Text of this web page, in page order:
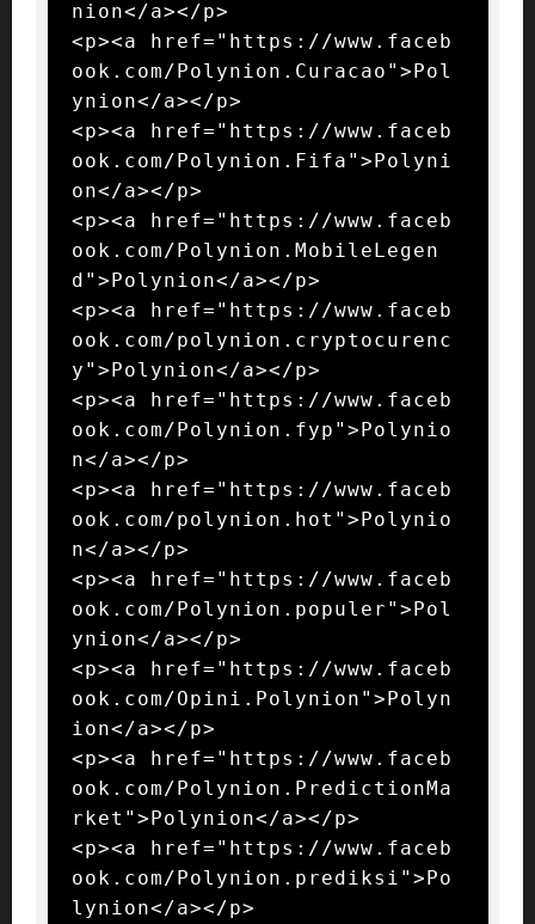
nion</a></p>
<p><a href="https://www.faceb
ook.com/Polynion.Curacao">Pol
ynion</a></p>
<p><a href="https://www.faceb
ook.com/Polynion.Fifa">Polyni
on</a></p>
<p><a href="https://www.faceb
ook.com/Polynion.MobileLegen
d">Polynion</a></p>
<p><a href="https://www.faceb
ook.com/polynion.cryptocurenc
y">Polynion</a></p>
<p><a href="https://www.faceb
ook.com/Polynion.fyp">Polynio
n</a></p>
<p><a href="https://www.faceb
ook.com/polynion.hot">Polynio
n</a></p>
<p><a href="https://www.faceb
ook.com/Polynion.populer">Pol
ynion</a></p>
<p><a href="https://www.faceb
ook.com/Opini.Polynion">Polyn
ion</a></p>
<p><a href="https://www.faceb
ook.com/Polynion.PredictionMa
rket">Polynion</a></p>
<p><a href="https://www.faceb
ook.com/Polynion.prediksi">Po
lynion</a></p>